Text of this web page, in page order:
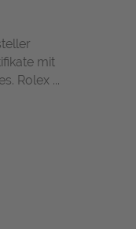
mit
Rolex ...